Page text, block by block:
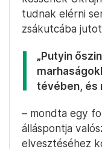
tudnak elérni
zsákutcába
„Putyin
tévében, és
– mondta egy
álláspontja
elvesztéséhez